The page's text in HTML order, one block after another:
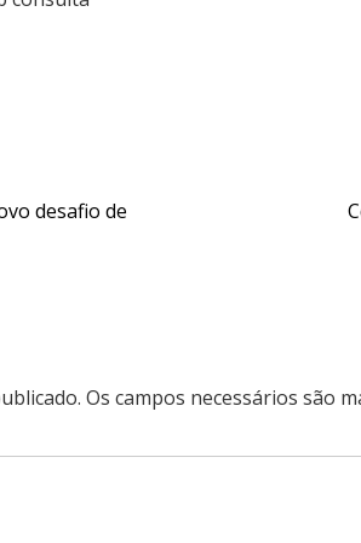
desafio de
Os campos necessários são